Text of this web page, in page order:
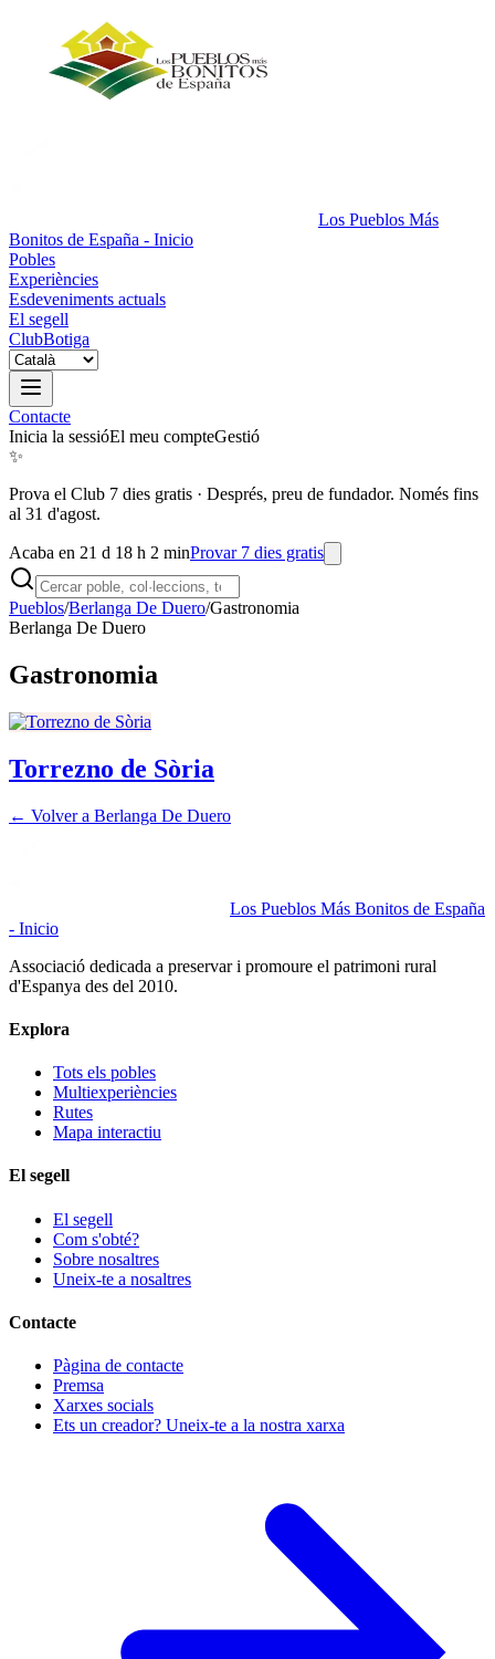
Los Pueblos Más
Bonitos de España - Inicio
Pobles
Experiències
Esdeveniments actuals
El segell
ClubBotiga
Contacte
Inicia la sessióEl meu compteGestió
✨
Prova el Club 7 dies gratis · Després, preu de fundador. Només fins
al 31 d'agost.
Acaba en 21 d 18 h 2 minProvar 7 dies gratis
Pueblos/Berlanga De Duero/Gastronomia
Berlanga De Duero
Gastronomia
Torrezno de Sòria
← Volver a Berlanga De Duero
Los Pueblos Más Bonitos de España
- Inicio
Associació dedicada a preservar i promoure el patrimoni rural
d'Espanya des del 2010.
Explora
Tots els pobles
Multiexperiències
Rutes
Mapa interactiu
El segell
El segell
Com s'obté?
Sobre nosaltres
Uneix-te a nosaltres
Contacte
Pàgina de contacte
Premsa
Xarxes socials
Ets un creador? Uneix-te a la nostra xarxa